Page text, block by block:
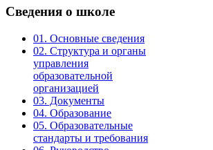
Сведения о школе
01. Основные сведения
02. Структура и органы
управления
образовательной
организацией
03. Документы
04. Образование
05. Образовательные
стандарты и требования